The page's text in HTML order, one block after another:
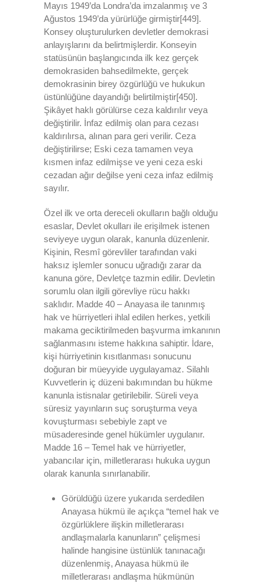
Mayıs 1949’da Londra’da imzalanmış ve 3
Ağustos 1949’da yürürlüğe girmiştir[449].
Konsey oluşturulurken devletler demokrasi
anlayışlarını da belirtmişlerdir. Konseyin
statüsünün başlangıcında ilk kez gerçek
demokrasiden bahsedilmekte, gerçek
demokrasinin birey özgürlüğü ve hukukun
üstünlüğüne dayandığı belirtilmiştir[450].
Şikâyet haklı görülürse ceza kaldırılır veya
değiştirilir. İnfaz edilmiş olan para cezası
kaldırılırsa, alınan para geri verilir. Ceza
değiştirilirse; Eski ceza tamamen veya
kısmen infaz edilmişse ve yeni ceza eski
cezadan ağır değilse yeni ceza infaz edilmiş
sayılır.
Özel ilk ve orta dereceli okulların bağlı olduğu
esaslar, Devlet okulları ile erişilmek istenen
seviyeye uygun olarak, kanunla düzenlenir.
Kişinin, Resmî görevliler tarafından vaki
haksız işlemler sonucu uğradığı zarar da
kanuna göre, Devletçe tazmin edilir. Devletin
sorumlu olan ilgili görevliye rücu hakkı
saklıdır. Madde 40 – Anayasa ile tanınmış
hak ve hürriyetleri ihlal edilen herkes, yetkili
makama geciktirilmeden başvurma imkanının
sağlanmasını isteme hakkına sahiptir. İdare,
kişi hürriyetinin kısıtlanması sonucunu
doğuran bir müeyyide uygulayamaz. Silahlı
Kuvvetlerin iç düzeni bakımından bu hükme
kanunla istisnalar getirilebilir. Süreli veya
süresiz yayınların suç soruşturma veya
kovuşturması sebebiyle zapt ve
müsaderesinde genel hükümler uygulanır.
Madde 16 – Temel hak ve hürriyetler,
yabancılar için, milletlerarası hukuka uygun
olarak kanunla sınırlanabilir.
Görüldüğü üzere yukarıda serdedilen
Anayasa hükmü ile açıkça “temel hak ve
özgürlüklere ilişkin milletlerarası
andlaşmalarla kanunların” çelişmesi
halinde hangisine üstünlük tanınacağı
düzenlenmiş, Anayasa hükmü ile
milletlerarası andlaşma hükmünün